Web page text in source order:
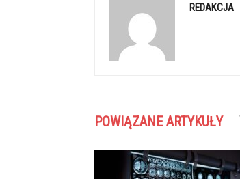
REDAKCJA
POWIĄZANE ARTYKUŁY